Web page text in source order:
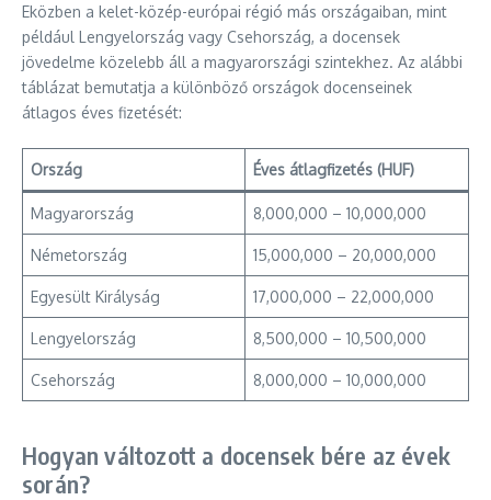
Eközben a kelet-közép-európai régió más országaiban, mint
például Lengyelország vagy Csehország, a docensek
jövedelme közelebb áll a magyarországi szintekhez. Az alábbi
táblázat bemutatja a különböző országok docenseinek
átlagos éves fizetését:
Ország Éves átlagfizetés (HUF)
Magyarország 8,000,000 – 10,000,000
Németország 15,000,000 – 20,000,000
Egyesült Királyság 17,000,000 – 22,000,000
Lengyelország 8,500,000 – 10,500,000
Csehország 8,000,000 – 10,000,000
Hogyan változott a docensek bére az évek
során?